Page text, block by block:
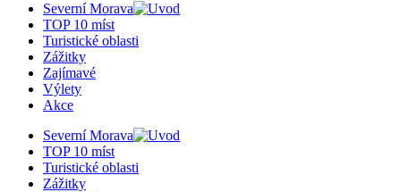
Severní Morava
TOP 10 míst
Turistické oblasti
Zážitky
Zajímavé
Výlety
Akce
Severní Morava
TOP 10 míst
Turistické oblasti
Zážitky